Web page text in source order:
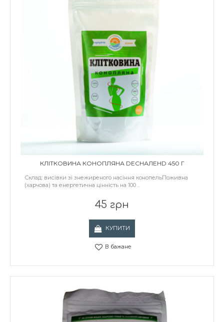
КЛІТКОВИНА КОНОПЛЯНА DЕСНАЛЕНD 450 Г
Склад: висівки зі знежиреного насіння конопельПоживна
(харчова) та енергетична цінність на 100 ..
45 грн
КУПИТИ
В бажане